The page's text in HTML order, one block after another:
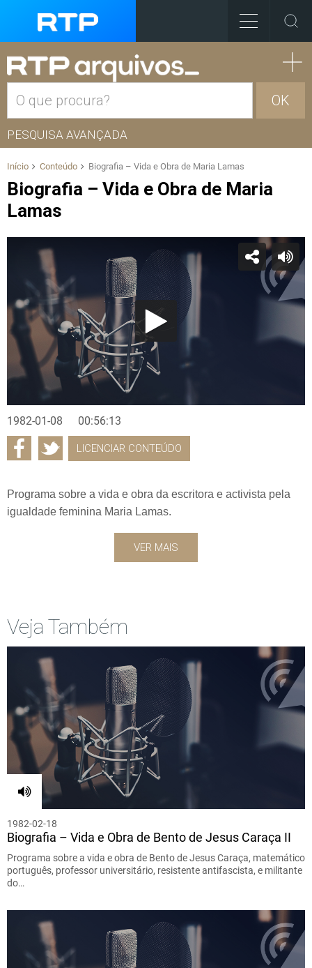
OK
PESQUISA AVANÇADA
Início Conteúdo Biografia – Vida e Obra de Maria Lamas
Biografia – Vida e Obra de Maria
Lamas
1982-01-08 00:56:13
LICENCIAR CONTEÚDO
Programa sobre a vida e obra da escritora e activista pela
igualdade feminina Maria Lamas.
VER MAIS
Veja Também
1982-02-18
Biografia – Vida e Obra de Bento de Jesus Caraça II
Programa sobre a vida e obra de Bento de Jesus Caraça, matemático
português, professor universitário, resistente antifascista, e militante
do…